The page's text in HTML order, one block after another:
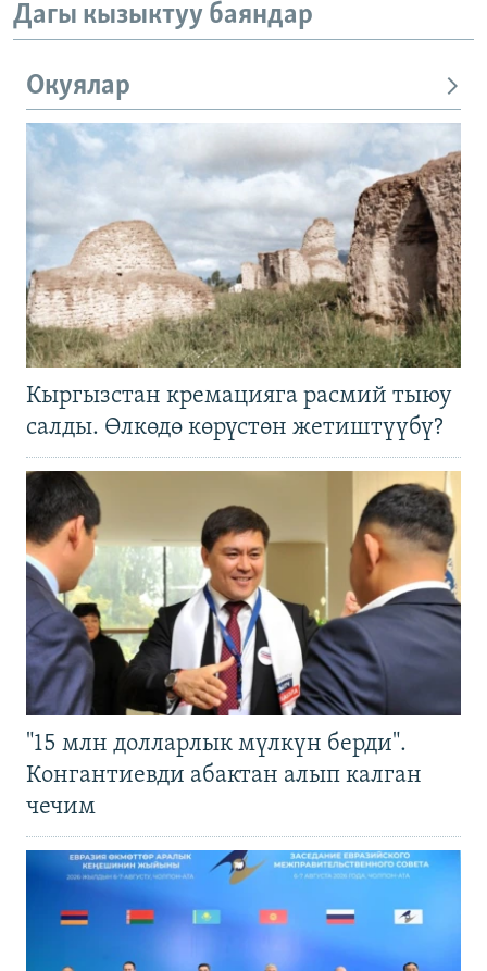
Дагы кызыктуу баяндар
Окуялар
Кыргызстан кремацияга расмий тыюу
салды. Өлкөдө көрүстөн жетиштүүбү?
"15 млн долларлык мүлкүн берди".
Конгантиевди абактан алып калган
чечим